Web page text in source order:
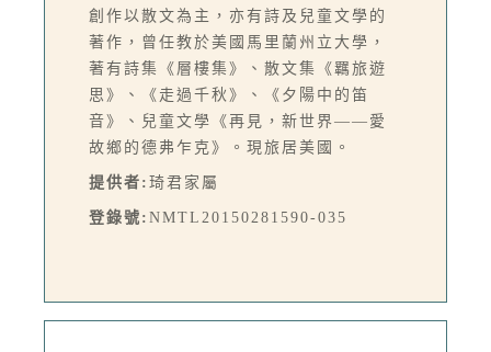
創作以散文為主，亦有詩及兒童文學的
著作，曾任教於美國馬里蘭州立大學，
著有詩集《層樓集》、散文集《羈旅遊
思》、《走過千秋》、《夕陽中的笛
音》、兒童文學《再見，新世界——愛
故鄉的德弗乍克》。現旅居美國。
提供者: 琦君家屬
登錄號: NMTL20150281590-035